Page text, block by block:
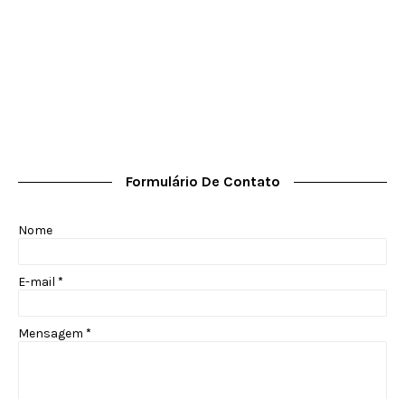
Formulário De Contato
Nome
E-mail *
Mensagem *